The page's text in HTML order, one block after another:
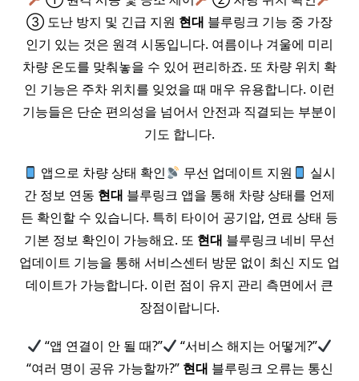
③ 도난 방지 및 긴급 지원 현대 블루링크 기능 중 가장
인기 있는 것은 원격 시동입니다. 여름이나 겨울에 미리
차량 온도를 맞춰놓을 수 있어 편리하죠. 또 차량 위치 확
인 기능은 주차 위치를 잊었을 때 매우 유용합니다. 이런
기능들은 단순 편의성을 넘어서 안전과 직결되는 부분이
기도 합니다.
앱으로 차량 상태 확인 무선 업데이트 지원
실시
간 정보 연동 현대 블루링크 앱을 통해 차량 상태를 언제
든 확인할 수 있습니다. 특히 타이어 공기압, 연료 상태 등
기본 정보 확인이 가능해요. 또 현대 블루링크 네비 무선
업데이트 기능을 통해 서비스센터 방문 없이 최신 지도 업
데이트가 가능합니다. 이런 점이 유지 관리 측면에서 큰
장점이랍니다.
“앱 연결이 안 될 때?”
“서비스 해지는 어떻게?”
“여러 명이 공유 가능할까?” 현대 블루링크 오류는 통신